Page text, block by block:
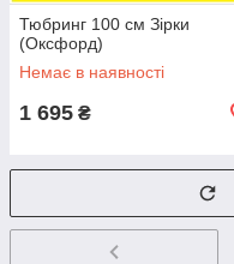
Тюбринг 100 см Зірки
(Оксфорд)
Немає в наявності
1 695 ₴